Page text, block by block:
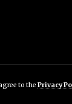
to the Privacy
Sleuth Media .All
सारी हिन्दी ख़बरें